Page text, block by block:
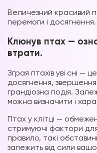
Величезний красивий
перемоги і досягнення.
Клюнув птах —
втрати.
Зграя птахів уві сні —
досягнення,
грандіозна подія.
можна визначити і
Птах у клітці —
стримуючі фактори для
правило, такі
залежить від сили